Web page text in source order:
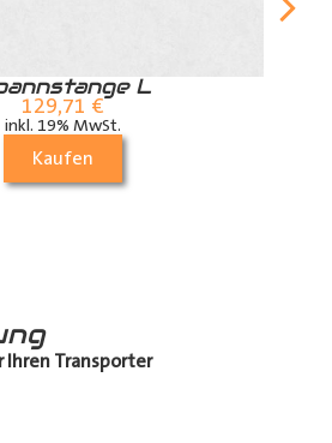
L
129,71 €
inkl. 19% MwSt.
Kaufen
Ihren Transporter